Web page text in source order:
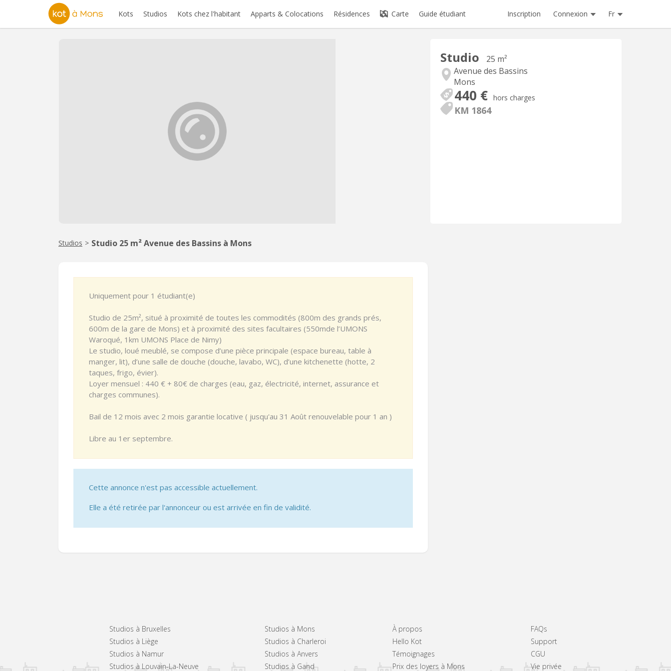
Kots Studios Kots chez l'habitant Apparts & Colocations Résidences Carte Guide étudiant Inscription Connexion Fr
Studio
25 m²
Avenue des Bassins
Mons
440 € hors charges
KM 1864
Studios > Studio 25 m² Avenue des Bassins à Mons
Uniquement pour 1 étudiant(e)
Studio de 25m², situé à proximité de toutes les commodités (800m des grands prés,
600m de la gare de Mons) et à proximité des sites facultaires (550mde l’UMONS
Waroqué, 1km UMONS Place de Nimy)
Le studio, loué meublé, se compose d’une pièce principale (espace bureau, table à
manger, lit), d’une salle de douche (douche, lavabo, WC), d’une kitchenette (hotte, 2
taques, frigo, évier).
Loyer mensuel : 440 € + 80€ de charges (eau, gaz, électricité, internet, assurance et
charges communes).
Bail de 12 mois avec 2 mois garantie locative ( jusqu'au 31 Août renouvelable pour 1 an )
Libre au 1er septembre.
Cette annonce n'est pas accessible actuellement.
Elle a été retirée par l'annonceur ou est arrivée en fin de validité.
Studios à Bruxelles
Studios à Liège
Studios à Namur
Studios à Louvain-La-Neuve
Studios à Mons
Studios à Charleroi
Studios à Anvers
Studios à Gand
À propos
Hello Kot
Témoignages
Prix des loyers à Mons
FAQs
Support
CGU
Vie privée